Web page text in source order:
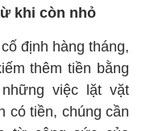
khi còn nhỏ
định hàng tháng,
thêm tiền bằng
việc lặt vặt
có tiền, chúng cần